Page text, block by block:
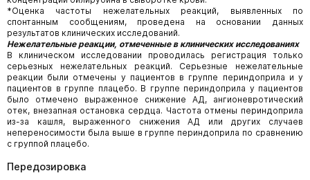
*Оценка частоты нежелательных реакций, выявленных по
спонтанным сообщениям, проведена на основании данных
результатов клинических исследований.
Нежелательныереакции, отмеченные в клинических исследованиях
В клиническом исследовании проводилась регистрация только
серьезных нежелательных реакций. Серьезные нежелательные
реакции были отмечены у пациентов в группе периндоприла и у
пациентов в группе плацебо. В группе периндоприла у пациентов
было отмечено выраженное снижение АД, ангионевротический
отек, внезапная остановка сердца. Частота отмены периндоприла
из-за кашля, выраженного снижения АД или других случаев
непереносимости была выше в группе периндоприла по сравнению
с группой плацебо.
Передозировка